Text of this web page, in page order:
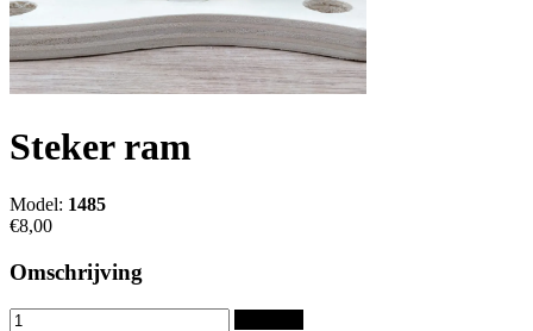
Steker ram
Model: 1485
€8,00
Omschrijving